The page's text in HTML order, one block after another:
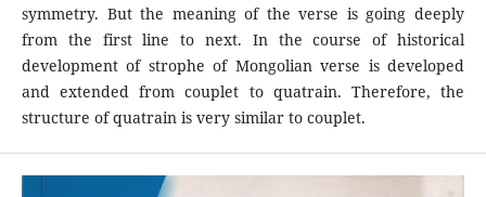
symmetry. But the meaning of the verse is going deeply
from the first line to next. In the course of historical
development of strophe of Mongolian verse is developed
and extended from couplet to quatrain. Therefore, the
structure of quatrain is very similar to couplet.